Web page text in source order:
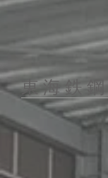
​東 海 鉄 鋼